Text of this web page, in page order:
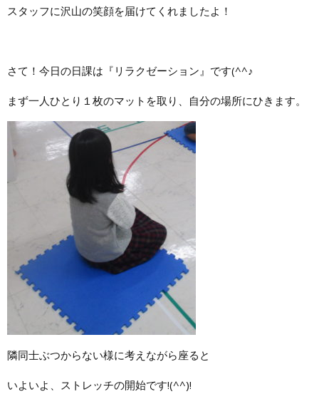
スタッフに沢山の笑顔を届けてくれましたよ！
さて！今日の日課は『リラクゼーション』です(^^♪
まず一人ひとり１枚のマットを取り、自分の場所にひきます。
隣同士ぶつからない様に考えながら座ると
いよいよ、ストレッチの開始です!(^^)!